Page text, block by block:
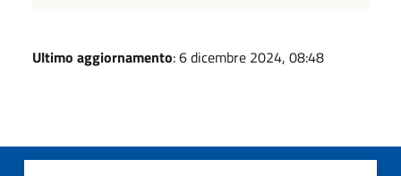
Ultimo aggiornamento: 6 dicembre 2024, 08:48